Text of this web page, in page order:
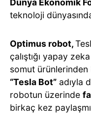
Dünya Ekonomik
teknoloji
Optimus robot,
çalıştığı yapay
somut
“Tesla Bot” adıyla
robotun üzerinde
birkaç kez